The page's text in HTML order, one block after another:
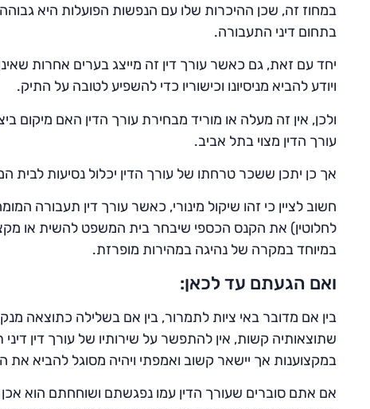
במחוז זה, שכן ההיכרות שלו עם הנפשות הפועלות היא
בתחום דיני התעבורה.
יחד עם זאת, גם כאשר עורך דין זה מייצג בערים אחרות
ויודע להביא מניסיונו וכישוריו כדי להשפיע לטובה על התיק.
ולכן, אין זה מעלה או מוריד מבחירת עורך הדין האם מיקום
עורך הדין מצוי בתל אביב.
אך כן יתכן ששכר טרחתו של עורך הדין יכלול נסיעות
חשוב לציין כי זהו שיקול מינורי, כאשר עורך דין תעבורה
לחלוטין) את הקנס הכספי שיבחר בית המשפט להשית או
במיוחד במקרה של נהיגה במהירות מופרזת.
ואם הגעתם עד לכאן:
בין אם מדובר באי ציות לתמרור, בין אם בשלילה כתוצאה
שתוצאותיה קשות, אין להתפשר על שירותיו של עורך דין
במקצוענות אך יישאר קשוב ואמפתי ויהיה מסוגל להביא את
אם אתם סוברים שעורך הדין עמו נפגשתם ושוחחתם הוא אכן